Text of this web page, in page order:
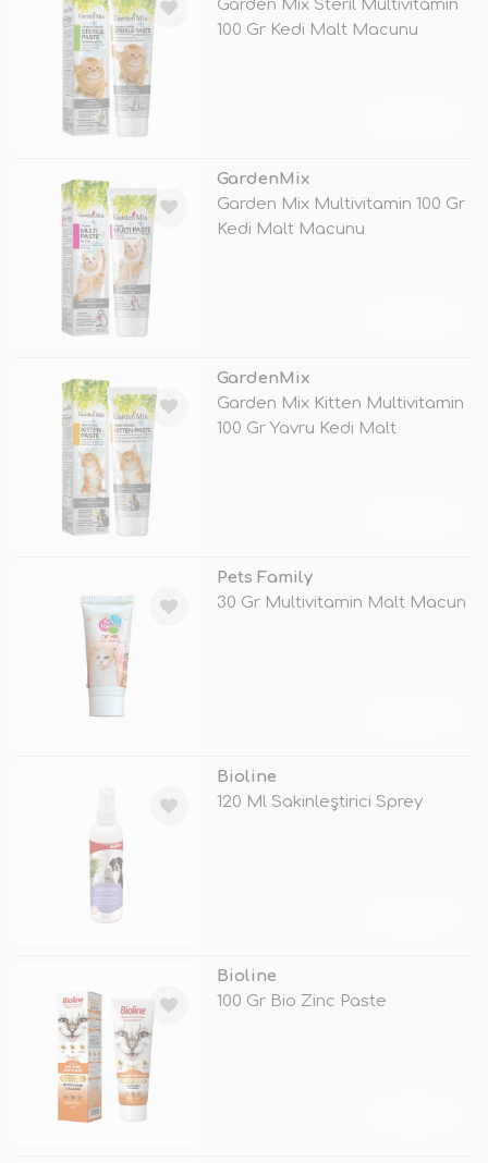
Garden Mix Steril Multivitamin
100 Gr Kedi Malt Macunu
GardenMix
Garden Mix Multivitamin 100 Gr
Kedi Malt Macunu
GardenMix
Garden Mix Kitten Multivitamin
100 Gr Yavru Kedi Malt
Pets Family
30 Gr Multivitamin Malt Macun
Bioline
120 Ml Sakinleştirici Sprey
Bioline
100 Gr Bio Zinc Paste